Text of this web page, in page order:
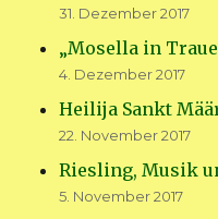
31. Dezember 2017
„Mosella in
4. Dezember 2017
Heilija Sankt
22. November 2017
Riesling, Musik
5. November 2017